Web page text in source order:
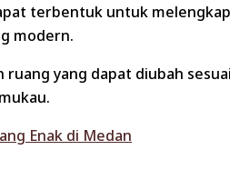
terbentuk untuk
modern.
ruang yang dapat diubah
Enak di Medan